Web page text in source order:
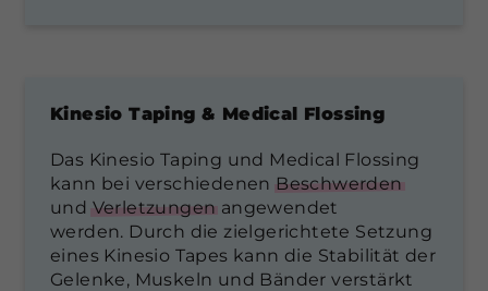
Kinesio Taping & Medical Flossing
Das Kinesio Taping und Medical Flossing
kann bei verschiedenen Beschwerden
und Verletzungen angewendet
werden. Durch die zielgerichtete Setzung
eines Kinesio Tapes kann die Stabilität der
Gelenke, Muskeln und Bänder verstärkt